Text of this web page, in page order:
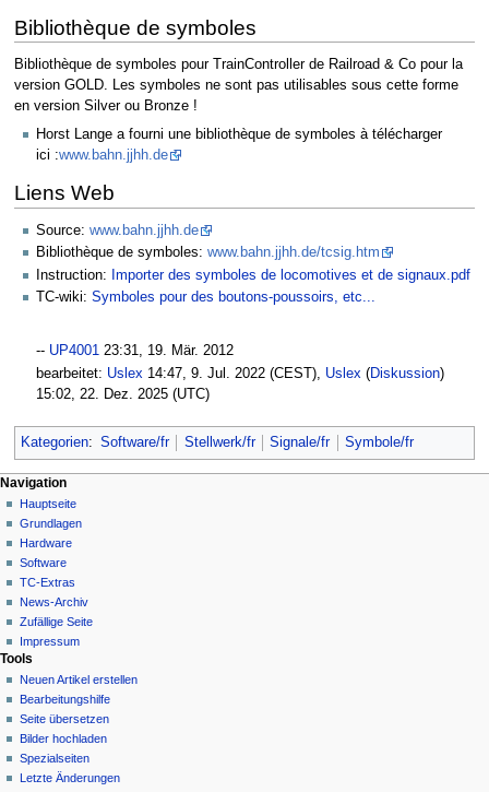
Bibliothèque de symboles
Bibliothèque de symboles pour TrainController de Railroad & Co pour la
version GOLD. Les symboles ne sont pas utilisables sous cette forme
en version Silver ou Bronze !
Horst Lange a fourni une bibliothèque de symboles à télécharger
ici :www.bahn.jjhh.de
Liens Web
Source: www.bahn.jjhh.de
Bibliothèque de symboles: www.bahn.jjhh.de/tcsig.htm
Instruction:
Importer des symboles de locomotives et de signaux.pdf
TC-wiki: Symboles pour des boutons-poussoirs, etc...
-- UP4001 23:31, 19. Mär. 2012‎
bearbeitet: Uslex 14:47, 9. Jul. 2022 (CEST), Uslex (Diskussion)
15:02, 22. Dez. 2025 (UTC)
Kategorien: Software/fr Stellwerk/fr Signale/fr Symbole/fr
N
a
v
g
a
i
o
n
s
m
e
Seitenaktionen
Seite
Diskussion
Lesen
Quelltext
anzeigen
Versionsgeschichte
Meine Werkzeuge
Deutsch
Anmelden
Navigation
Hauptseite
Grundlagen
Hardware
Software
TC-Extras
News-Archiv
Zufällige Seite
Impressum
Tools
Neuen Artikel erstellen
Bearbeitungshilfe
Seite übersetzen
Bilder hochladen
Spezialseiten
Letzte Änderungen